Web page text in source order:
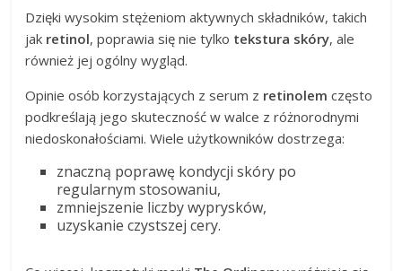
Dzięki wysokim stężeniom aktywnych składników, takich
jak retinol, poprawia się nie tylko tekstura skóry, ale
również jej ogólny wygląd.
Opinie osób korzystających z serum z retinolem często
podkreślają jego skuteczność w walce z różnorodnymi
niedoskonałościami. Wiele użytkowników dostrzega:
znaczną poprawę kondycji skóry po
regularnym stosowaniu,
zmniejszenie liczby wyprysków,
uzyskanie czystszej cery.